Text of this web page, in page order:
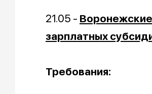
21.05 - Воронежские
зарплатных
Требования: